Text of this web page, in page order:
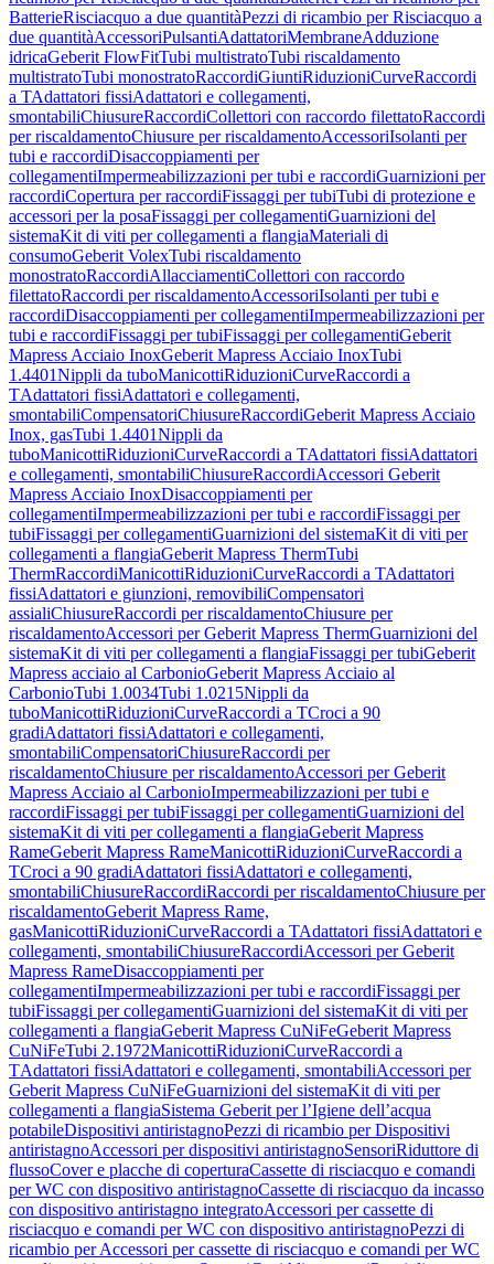
BatterieRisciacquo a due quantitàPezzi di ricambio per Risciacquo a
due quantitàAccessoriPulsantiAdattatoriMembraneAdduzione
idricaGeberit FlowFitTubi multistratoTubi riscaldamento
multistratoTubi monostratoRaccordiGiuntiRiduzioniCurveRaccordi
a TAdattatori fissiAdattatori e collegamenti,
smontabiliChiusureRaccordiCollettori con raccordo filettatoRaccordi
per riscaldamentoChiusure per riscaldamentoAccessoriIsolanti per
tubi e raccordiDisaccoppiamenti per
collegamentiImpermeabilizzazioni per tubi e raccordiGuarnizioni per
raccordiCopertura per raccordiFissaggi per tubiTubi di protezione e
accessori per la posaFissaggi per collegamentiGuarnizioni del
sistemaKit di viti per collegamenti a flangiaMateriali di
consumoGeberit VolexTubi riscaldamento
monostratoRaccordiAllacciamentiCollettori con raccordo
filettatoRaccordi per riscaldamentoAccessoriIsolanti per tubi e
raccordiDisaccoppiamenti per collegamentiImpermeabilizzazioni per
tubi e raccordiFissaggi per tubiFissaggi per collegamentiGeberit
Mapress Acciaio InoxGeberit Mapress Acciaio InoxTubi
1.4401Nippli da tuboManicottiRiduzioniCurveRaccordi a
TAdattatori fissiAdattatori e collegamenti,
smontabiliCompensatoriChiusureRaccordiGeberit Mapress Acciaio
Inox, gasTubi 1.4401Nippli da
tuboManicottiRiduzioniCurveRaccordi a TAdattatori fissiAdattatori
e collegamenti, smontabiliChiusureRaccordiAccessori Geberit
Mapress Acciaio InoxDisaccoppiamenti per
collegamentiImpermeabilizzazioni per tubi e raccordiFissaggi per
tubiFissaggi per collegamentiGuarnizioni del sistemaKit di viti per
collegamenti a flangiaGeberit Mapress ThermTubi
ThermRaccordiManicottiRiduzioniCurveRaccordi a TAdattatori
fissiAdattatori e giunzioni, removibiliCompensatori
assialiChiusureRaccordi per riscaldamentoChiusure per
riscaldamentoAccessori per Geberit Mapress ThermGuarnizioni del
sistemaKit di viti per collegamenti a flangiaFissaggi per tubiGeberit
Mapress acciaio al CarbonioGeberit Mapress Acciaio al
CarbonioTubi 1.0034Tubi 1.0215Nippli da
tuboManicottiRiduzioniCurveRaccordi a TCroci a 90
gradiAdattatori fissiAdattatori e collegamenti,
smontabiliCompensatoriChiusureRaccordi per
riscaldamentoChiusure per riscaldamentoAccessori per Geberit
Mapress Acciaio al CarbonioImpermeabilizzazioni per tubi e
raccordiFissaggi per tubiFissaggi per collegamentiGuarnizioni del
sistemaKit di viti per collegamenti a flangiaGeberit Mapress
RameGeberit Mapress RameManicottiRiduzioniCurveRaccordi a
TCroci a 90 gradiAdattatori fissiAdattatori e collegamenti,
smontabiliChiusureRaccordiRaccordi per riscaldamentoChiusure per
riscaldamentoGeberit Mapress Rame,
gasManicottiRiduzioniCurveRaccordi a TAdattatori fissiAdattatori e
collegamenti, smontabiliChiusureRaccordiAccessori per Geberit
Mapress RameDisaccoppiamenti per
collegamentiImpermeabilizzazioni per tubi e raccordiFissaggi per
tubiFissaggi per collegamentiGuarnizioni del sistemaKit di viti per
collegamenti a flangiaGeberit Mapress CuNiFeGeberit Mapress
CuNiFeTubi 2.1972ManicottiRiduzioniCurveRaccordi a
TAdattatori fissiAdattatori e collegamenti, smontabiliAccessori per
Geberit Mapress CuNiFeGuarnizioni del sistemaKit di viti per
collegamenti a flangiaSistema Geberit per l’Igiene dell’acqua
potabileDispositivi antiristagnoPezzi di ricambio per Dispositivi
antiristagnoAccessori per dispositivi antiristagnoSensoriRiduttore di
flussoCover e placche di coperturaCassette di risciacquo e comandi
per WC con dispositivo antiristagnoCassette di risciacquo da incasso
con dispositivo antiristagno integratoAccessori per cassette di
risciacquo e comandi per WC con dispositivo antiristagnoPezzi di
ricambio per Accessori per cassette di risciacquo e comandi per WC